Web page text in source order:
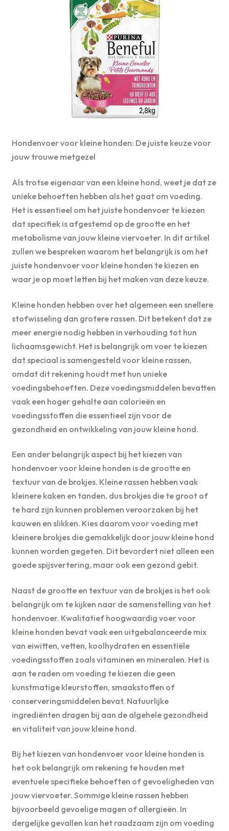
Hondenvoer voor kleine honden: De juiste keuze voor
jouw trouwe metgezel
Als trotse eigenaar van een kleine hond, weet je dat ze
unieke behoeften hebben als het gaat om voeding.
Het is essentieel om het juiste hondenvoer te kiezen
dat specifiek is afgestemd op de grootte en het
metabolisme van jouw kleine viervoeter. In dit artikel
zullen we bespreken waarom het belangrijk is om het
juiste hondenvoer voor kleine honden te kiezen en
waar je op moet letten bij het maken van deze keuze.
Kleine honden hebben over het algemeen een snellere
stofwisseling dan grotere rassen. Dit betekent dat ze
meer energie nodig hebben in verhouding tot hun
lichaamsgewicht. Het is belangrijk om voer te kiezen
dat speciaal is samengesteld voor kleine rassen,
omdat dit rekening houdt met hun unieke
voedingsbehoeften. Deze voedingsmiddelen bevatten
vaak een hoger gehalte aan calorieën en
voedingsstoffen die essentieel zijn voor de
gezondheid en ontwikkeling van jouw kleine hond.
Een ander belangrijk aspect bij het kiezen van
hondenvoer voor kleine honden is de grootte en
textuur van de brokjes. Kleine rassen hebben vaak
kleinere kaken en tanden, dus brokjes die te groot of
te hard zijn kunnen problemen veroorzaken bij het
kauwen en slikken. Kies daarom voor voeding met
kleinere brokjes die gemakkelijk door jouw kleine hond
kunnen worden gegeten. Dit bevordert niet alleen een
goede spijsvertering, maar ook een gezond gebit.
Naast de grootte en textuur van de brokjes is het ook
belangrijk om te kijken naar de samenstelling van het
hondenvoer. Kwalitatief hoogwaardig voer voor
kleine honden bevat vaak een uitgebalanceerde mix
van eiwitten, vetten, koolhydraten en essentiële
voedingsstoffen zoals vitaminen en mineralen. Het is
aan te raden om voeding te kiezen die geen
kunstmatige kleurstoffen, smaakstoffen of
conserveringsmiddelen bevat. Natuurlijke
ingrediënten dragen bij aan de algehele gezondheid
en vitaliteit van jouw kleine hond.
Bij het kiezen van hondenvoer voor kleine honden is
het ook belangrijk om rekening te houden met
eventuele specifieke behoeften of gevoeligheden van
jouw viervoeter. Sommige kleine rassen hebben
bijvoorbeeld gevoelige magen of allergieën. In
dergelijke gevallen kan het raadzaam zijn om voeding